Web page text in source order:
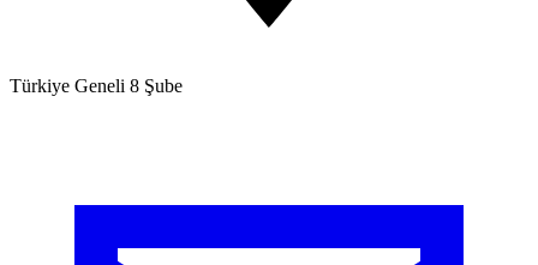
Türkiye Geneli 8 Şube